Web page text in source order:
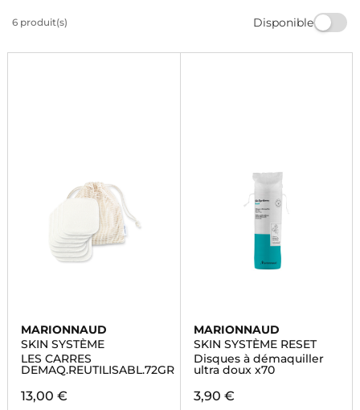
marques de cosmétiques pour une routine beauté
6 produit(s) Disponible
MARIONNAUD
SKIN SYSTÈME
LES CARRES
DEMAQ.REUTILISABL.72GR
13,00 €
MARIONNAUD
SKIN SYSTÈME RESET
Disques à démaquiller
ultra doux x70
3,90 €